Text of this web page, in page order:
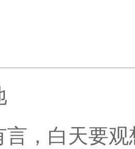
言，白天要